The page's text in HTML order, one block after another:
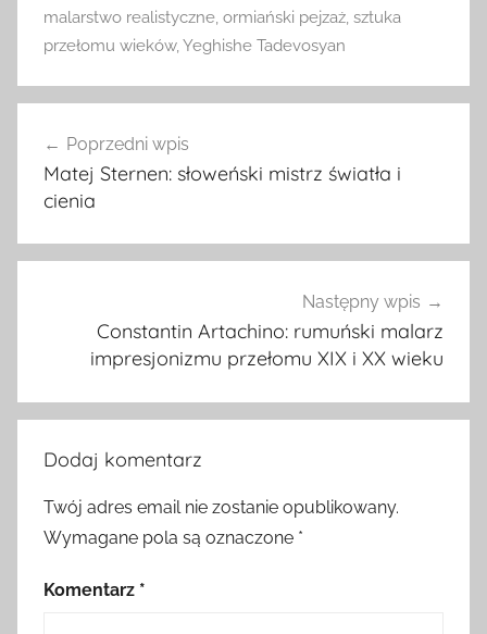
malarstwo realistyczne ormiański pejzaż sztuka
przełomu wieków, Yeghishe Tadevosyan
wpisu
Poprzedni wpis
Matej Sternen: słoweński mistrz światła i
cienia
Następny wpis
Constantin Artachino: rumuński malarz
impresjonizmu przełomu XIX i XX wieku
Dodaj komentarz
Twój adres email nie zostanie opublikowany.
Wymagane pola są oznaczone *
Komentarz *